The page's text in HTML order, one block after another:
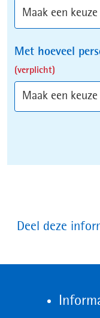
Met hoeveel
(verplicht)
Deel deze